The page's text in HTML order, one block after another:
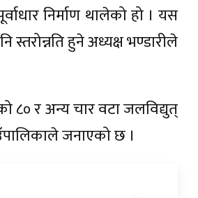
निर्माण थालेको हो । यस
हुने अध्यक्ष भण्डारीले
८० र अन्य चार वटा जलविद्युत्
जनाएको छ ।